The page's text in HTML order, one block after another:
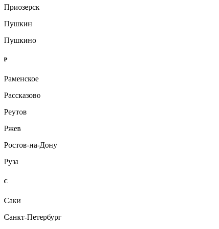
Приозерск
Пушкин
Пушкино
Р
Раменское
Рассказово
Реутов
Ржев
Ростов-на-Дону
Руза
С
Саки
Санкт-Петербург